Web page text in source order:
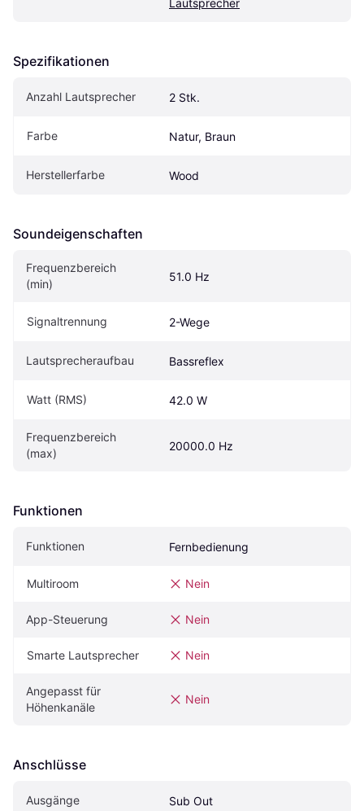
Spezifikationen
Anzahl Lautsprecher 2 Stk.
Farbe Natur, Braun
Herstellerfarbe Wood
Soundeigen­schaften
Frequenzbereich
(min)
51.0 Hz
Signaltrennung 2-Wege
Lautsprecheraufbau Bassreflex
Watt (RMS) 42.0 W
Frequenzbereich
(max)
20000.0 Hz
Funktionen
Funktionen Fernbedienung
Multiroom Nein
App-Steuerung Nein
Smarte Lautsprecher Nein
Angepasst für
Höhenkanäle
Nein
Anschlüsse
Ausgänge Sub Out